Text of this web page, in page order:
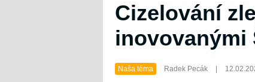
Cizelování
inovovanými
Naša téma Radek Pecák